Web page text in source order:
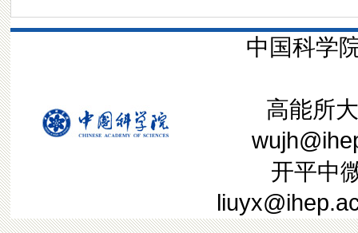
中国科学
高能所
开平中